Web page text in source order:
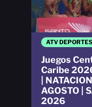
ATV DEPORTES
Juegos
Caribe
|
AGOSTO |
2026